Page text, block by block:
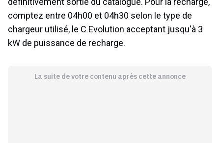
comptez entre 04h00 et 04h30 selon le type de
chargeur utilisé, le C Evolution acceptant jusqu'à 3
kW de puissance de recharge.
La suite de votre contenu après cette annonce